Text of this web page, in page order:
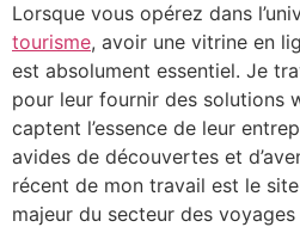
Lorsque vous opérez dans
tourisme, avoir une vitrine en
est absolument essentiel. Je
pour leur fournir des solutions
captent l’essence de leur
avides de découvertes et
récent de mon travail est le
majeur du secteur des voyages